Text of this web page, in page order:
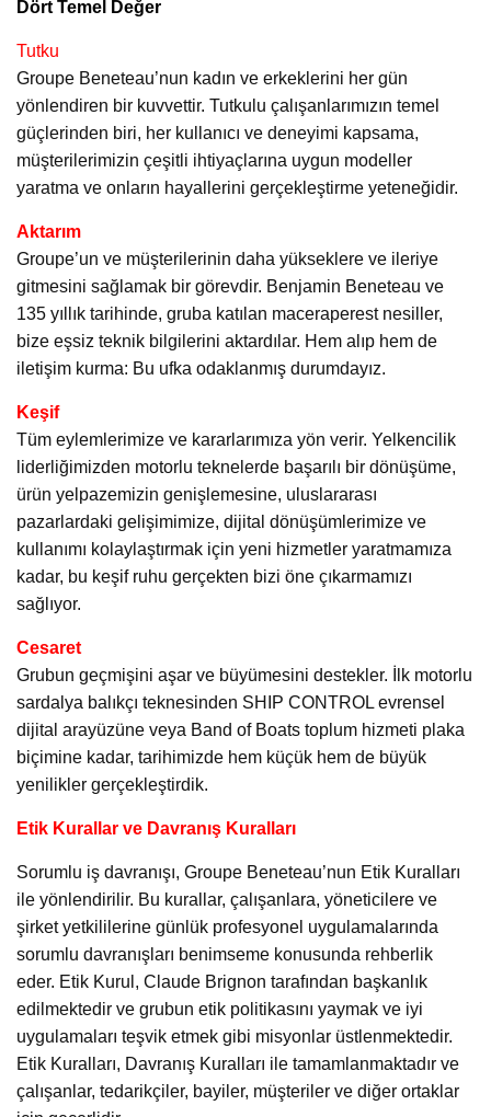
Dört Temel Değer
Tutku
Groupe Beneteau’nun kadın ve erkeklerini her gün
yönlendiren bir kuvvettir. Tutkulu çalışanlarımızın temel
güçlerinden biri, her kullanıcı ve deneyimi kapsama,
müşterilerimizin çeşitli ihtiyaçlarına uygun modeller
yaratma ve onların hayallerini gerçekleştirme yeteneğidir.
Aktarım
Groupe’un ve müşterilerinin daha yükseklere ve ileriye
gitmesini sağlamak bir görevdir. Benjamin Beneteau ve
135 yıllık tarihinde, gruba katılan maceraperest nesiller,
bize eşsiz teknik bilgilerini aktardılar. Hem alıp hem de
iletişim kurma: Bu ufka odaklanmış durumdayız.
Keşif
Tüm eylemlerimize ve kararlarımıza yön verir. Yelkencilik
liderliğimizden motorlu teknelerde başarılı bir dönüşüme,
ürün yelpazemizin genişlemesine, uluslararası
pazarlardaki gelişimimize, dijital dönüşümlerimize ve
kullanımı kolaylaştırmak için yeni hizmetler yaratmamıza
kadar, bu keşif ruhu gerçekten bizi öne çıkarmamızı
sağlıyor.
Cesaret
Grubun geçmişini aşar ve büyümesini destekler. İlk motorlu
sardalya balıkçı teknesinden SHIP CONTROL evrensel
dijital arayüzüne veya Band of Boats toplum hizmeti plaka
biçimine kadar, tarihimizde hem küçük hem de büyük
yenilikler gerçekleştirdik.
Etik Kurallar ve Davranış Kuralları
Sorumlu iş davranışı, Groupe Beneteau’nun Etik Kuralları
ile yönlendirilir. Bu kurallar, çalışanlara, yöneticilere ve
şirket yetkililerine günlük profesyonel uygulamalarında
sorumlu davranışları benimseme konusunda rehberlik
eder. Etik Kurul, Claude Brignon tarafından başkanlık
edilmektedir ve grubun etik politikasını yaymak ve iyi
uygulamaları teşvik etmek gibi misyonlar üstlenmektedir.
Etik Kuralları, Davranış Kuralları ile tamamlanmaktadır ve
çalışanlar, tedarikçiler, bayiler, müşteriler ve diğer ortaklar